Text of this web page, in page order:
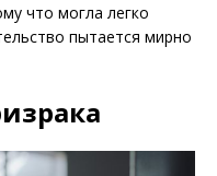
что могла легко
пытается мирно